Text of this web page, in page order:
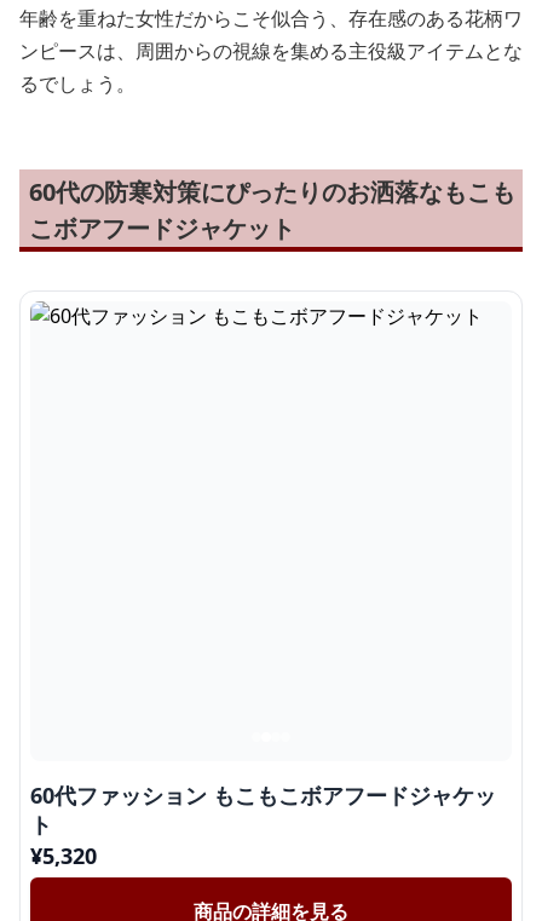
年齢を重ねた女性だからこそ似合う、存在感のある花柄ワ
ンピースは、周囲からの視線を集める主役級アイテムとな
るでしょう。
60代の防寒対策にぴったりのお洒落なもこも
こボアフードジャケット
60代ファッション もこもこボアフードジャケッ
ト
¥5,320
商品の詳細を見る